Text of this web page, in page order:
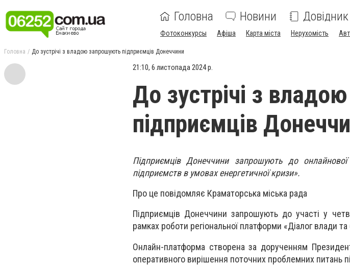
Головна Новини Довідник
Фотоконкурсы Афіша Карта міста Нерухомість
Головна До зустрічі з владою запрошують підприємців Донеччини
21:10, 6 листопада 2024 р.
До зустрічі з
підприємців
Підприємців Донеччини запрошують до
підприємств в умовах енергетичної кризи».
Про це повідомляє Краматорська міська рада
Підприємців Донеччини запрошують до участі у
рамках роботи регіональної платформи «Діалог влади та
Онлайн-платформа створена за дорученням
оперативного вирішення поточних проблемних питань